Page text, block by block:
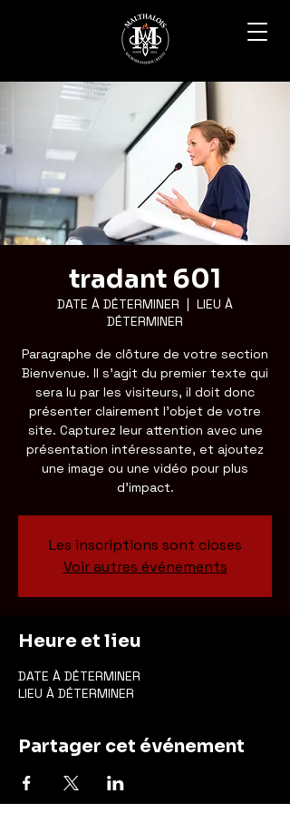
tradant 601
DATE À DÉTERMINER
  |
LIEU À
DÉTERMINER
Paragraphe de clôture de votre section
Bienvenue. Il s'agit du premier texte qui
sera lu par les visiteurs, il doit donc
présenter clairement l'objet de votre
site. Capturez leur attention avec une
présentation intéressante, et ajoutez
une image ou une vidéo pour plus
d'impact.
Les inscriptions sont closes
Voir autres événements
Heure et lieu
DATE À DÉTERMINER
LIEU À DÉTERMINER
Partager cet événement